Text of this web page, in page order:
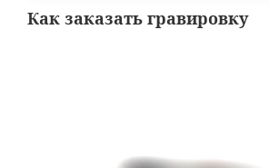
Как заказать гравировку